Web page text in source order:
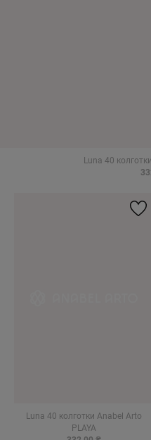
Luna 40
Luna 40 колготки Anabel Arto
PLAYA